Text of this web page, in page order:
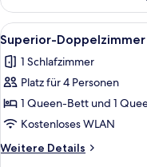
oder
Zweibettzimmer
Alle
Fotos
für
Superior-
Doppelzimmer
anzeigen
1
Superior-Doppelzimmer
1 Schlafzimmer
Platz für 4 Personen
1 Queen-Bett und 1
Kostenloses WLAN
Weitere Details
Weitere